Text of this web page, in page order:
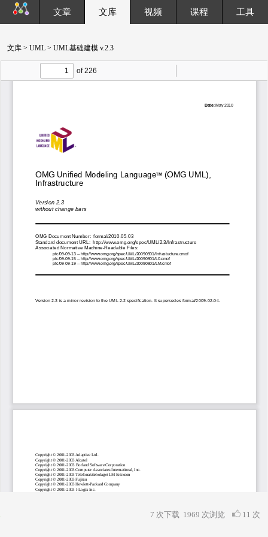
文章 文库 视频 课程 工具
文库 > UML > UML基础建模 v.2.3
7 次下载 1969 次浏览 11 次